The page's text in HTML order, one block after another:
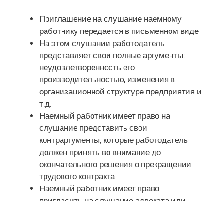
Приглашение на слушание наемному
работнику передается в письменном виде
На этом слушании работодатель
представляет свои полные аргументы:
неудовлетворенность его
производительностью, изменения в
организационной структуре предприятия и
т.д.
Наемный работник имеет право на
слушание представить свои
контраргументы, которые работодатель
должен принять во внимание до
окончательного решения о прекращении
трудового контракта
Наемный работник имеет право